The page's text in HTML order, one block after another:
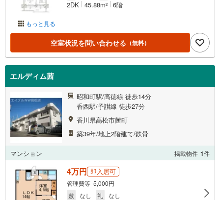
もっと見る
2DK 45.88m2 6階
空室状況を問い合わせる （無料）
エルディム茜
昭和町駅/高徳線 徒歩14分
香西駅/予讃線 徒歩27分
香川県高松市茜町
築39年/地上2階建て/鉄骨
マンション 掲載物件 1件
4万円 即入居可
管理費等 5,000円
敷
なし 礼 なし